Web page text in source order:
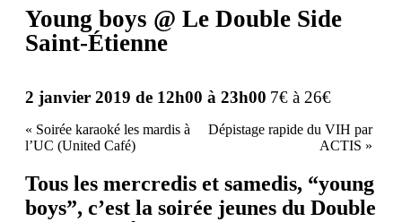
Young boys @ Le Double Side
Saint-Étienne
2 janvier 2019 de 12h00 à 23h00 7€ à 26€
« Soirée karaoké les mardis à
l’UC (United Café)
Dépistage rapide du VIH par
ACTIS »
Tous les mercredis et samedis, “young
boys”, c’est la soirée jeunes du Double